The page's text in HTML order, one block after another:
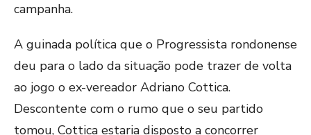
campanha.
A guinada política que o Progressista rondonense
deu para o lado da situação pode trazer de volta
ao jogo o ex-vereador Adriano Cottica.
Descontente com o rumo que o seu partido
tomou, Cottica estaria disposto a concorrer